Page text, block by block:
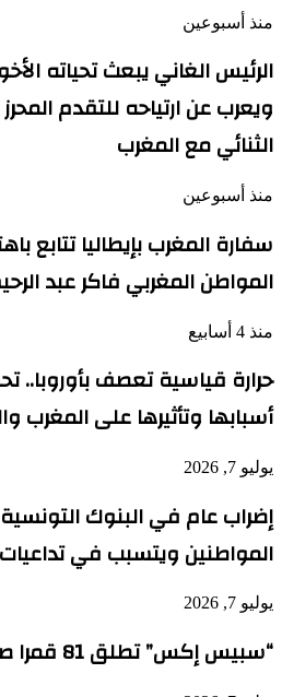
منذ أسبوعين
الرئيس الغاني يبعث تحياته
ويعرب عن ارتياحه للتقدم
الثنائي مع المغرب
منذ أسبوعين
سفارة المغرب بإيطاليا تتابع
المواطن المغربي فاكر عبد
منذ 4 أسابيع
حرارة قياسية تعصف
أسبابها وتأثيرها على المغرب
يوليو 7, 2026
إضراب عام في البنوك
المواطنين ويتسبب في
يوليو 7, 2026
“سبيس إكس” تطلق 81 قمرا صناعيا جديدا